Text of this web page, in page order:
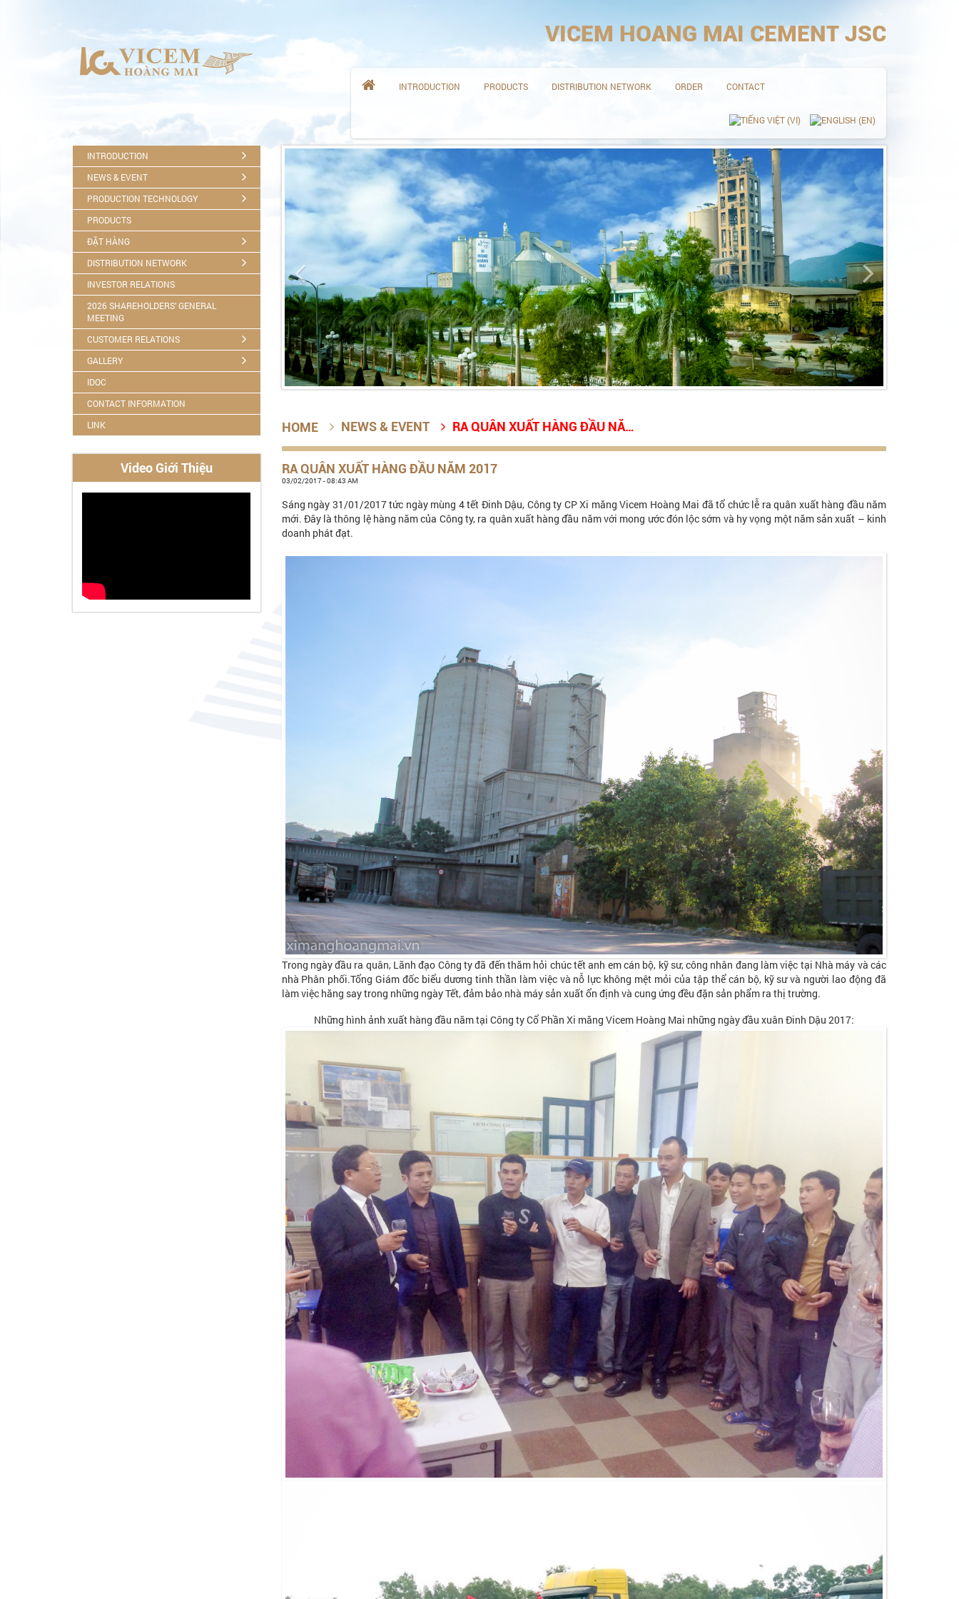
VICEM HOANG MAI CEMENT JSC
 INTRODUCTION PRODUCTS DISTRIBUTION NETWORK ORDER CONTACT
INTRODUCTION
NEWS & EVENT
PRODUCTION TECHNOLOGY
PRODUCTS
ĐẶT HÀNG
DISTRIBUTION NETWORK
INVESTOR RELATIONS
2026 SHAREHOLDERS’ GENERAL
MEETING
CUSTOMER RELATIONS
GALLERY
IDOC
CONTACT INFORMATION
LINK
Video Giới Thiệu
 
HOME  NEWS & EVENT  RA QUÂN XUẤT HÀNG ĐẦU NĂM 2017
RA QUÂN XUẤT HÀNG ĐẦU NĂM 2017
03/02/2017 - 08:43 AM
Sáng ngày 31/01/2017 tức ngày mùng 4 tết Đinh Dậu, Công ty CP Xi măng Vicem Hoàng Mai đã tổ chức lễ ra quân xuất hàng đầu năm
mới. Đây là thông lệ hàng năm của Công ty, ra quân xuất hàng đầu năm với mong ước đón lộc sớm và hy vọng một năm sản xuất – kinh
doanh phát đạt.
Trong ngày đầu ra quân, Lãnh đạo Công ty đã đến thăm hỏi chúc tết anh em cán bộ, kỹ sư, công nhân đang làm việc tại Nhà máy và các
nhà Phân phối.Tổng Giám đốc biểu dương tinh thần làm việc và nỗ lực không mệt mỏi của tập thể cán bộ, kỹ sư và người lao động đã
làm việc hăng say trong những ngày Tết, đảm bảo nhà máy sản xuất ổn định và cung ứng đều đặn sản phẩm ra thị trường.
Những hình ảnh xuất hàng đầu năm tại Công ty Cổ Phần Xi măng Vicem Hoàng Mai những ngày đầu xuân Đinh Dậu 2017: